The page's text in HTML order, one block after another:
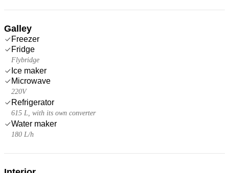
Galley
Freezer
Fridge
Flybridge
Ice maker
Microwave
220V
Refrigerator
615 L, with its own converter
Water maker
180 L/h